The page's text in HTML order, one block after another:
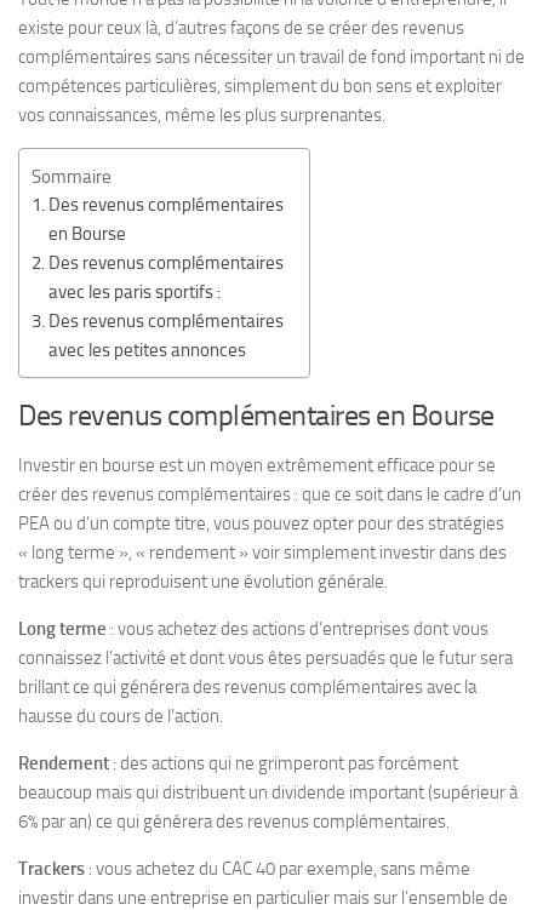
existe pour ceux là, d’autres façons de se créer des revenus
complémentaires sans nécessiter un travail de fond important ni de
compétences particulières, simplement du bon sens et exploiter
vos connaissances, même les plus surprenantes.
Sommaire
Des revenus complémentaires
en Bourse
Des revenus complémentaires
avec les paris sportifs :
Des revenus complémentaires
avec les petites annonces
Des revenus complémentaires en Bourse
Investir en bourse est un moyen extrêmement efficace pour se
créer des revenus complémentaires : que ce soit dans le cadre d’un
PEA ou d’un compte titre, vous pouvez opter pour des stratégies
« long terme », « rendement » voir simplement investir dans des
trackers qui reproduisent une évolution générale.
Long terme : vous achetez des actions d’entreprises dont vous
connaissez l’activité et dont vous êtes persuadés que le futur sera
brillant ce qui générera des revenus complémentaires avec la
hausse du cours de l’action.
Rendement : des actions qui ne grimperont pas forcément
beaucoup mais qui distribuent un dividende important (supérieur à
6% par an) ce qui générera des revenus complémentaires.
Trackers : vous achetez du CAC 40 par exemple, sans même
investir dans une entreprise en particulier mais sur l’ensemble de